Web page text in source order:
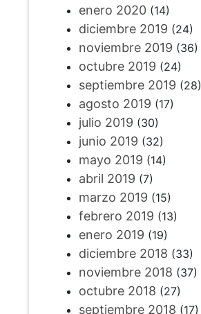
enero 2020(14)
diciembre 2019 (24)
noviembre 2019 (36)
octubre 2019 (24)
septiembre 2019 (28)
agosto 2019 (17)
julio 2019 (30)
junio 2019 (32)
mayo 2019 (14)
abril 2019 (7)
marzo 2019 (15)
febrero 2019 (13)
enero 2019 (19)
diciembre 2018 (33)
noviembre 2018 (37)
octubre 2018 (27)
septiembre 2018 (17)